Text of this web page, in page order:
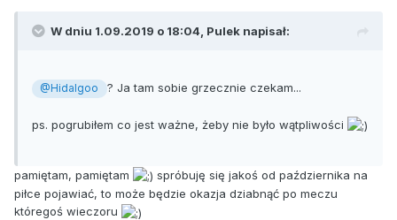
W dniu 1.09.2019 o 18:04, Pulek napisał:
@Hidalgoo ? Ja tam sobie grzecznie czekam...
ps. pogrubiłem co jest ważne, żeby nie było wątpliwości
pamiętam, pamiętam
spróbuję się jakoś od października na
piłce pojawiać, to może będzie okazja dziabnąć po meczu
któregoś wieczoru